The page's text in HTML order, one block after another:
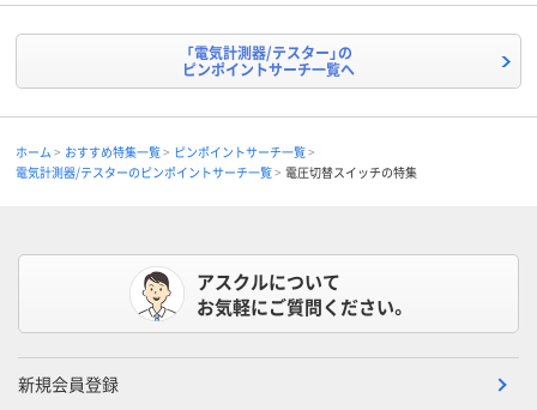
「電気計測器/テスター」の
ピンポイントサーチ一覧へ
ホーム おすすめ特集一覧
ピンポイントサーチ一覧
電気計測器/テスターのピンポイントサーチ一覧
電圧切替スイッチの特集
アスクルについて
お気軽にご質問ください。
新規会員登録